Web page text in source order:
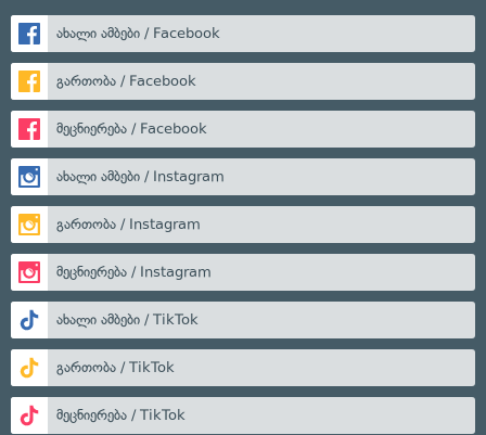
ახალი ამბები / Facebook
გართობა / Facebook
მეცნიერება / Facebook
ახალი ამბები / Instagram
გართობა / Instagram
მეცნიერება / Instagram
ახალი ამბები / TikTok
გართობა / TikTok
მეცნიერება / TikTok